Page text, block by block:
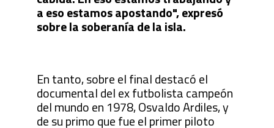
a eso estamos apostando", expresó
sobre la soberanía de la isla.
En tanto, sobre el final destacó el
documental del ex futbolista campeón
del mundo en 1978, Osvaldo Ardiles, y
de su primo que fue el primer piloto